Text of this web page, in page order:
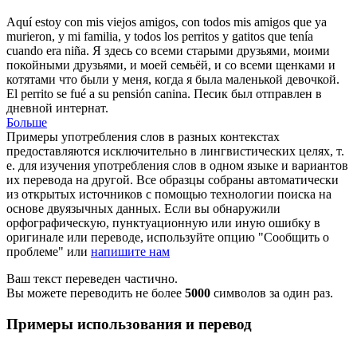
Aquí estoy con mis viejos amigos, con todos mis amigos que ya
murieron, y mi familia, y todos los perritos y gatitos que tenía
cuando era niña. Я здесь со всеми старыми друзьями, моими
покойными друзьями, и моей семьёй, и со всеми щенками и
котятами что были у меня, когда я была маленькой девочкой.
El perrito se fué a su pensión canina. Песик был отправлен в
дневной интернат.
Больше
Примеры употребления слов в разных контекстах
предоставляются исключительно в лингвистических целях, т.
е. для изучения употребления слов в одном языке и вариантов
их перевода на другой. Все образцы собраны автоматически
из открытых источников с помощью технологии поиска на
основе двуязычных данных. Если вы обнаружили
орфографическую, пунктуационную или иную ошибку в
оригинале или переводе, используйте опцию "Сообщить о
проблеме" или напишите нам
Ваш текст переведен частично.
Вы можете переводить не более 5000 символов за один раз.
Примеры использования и перевод